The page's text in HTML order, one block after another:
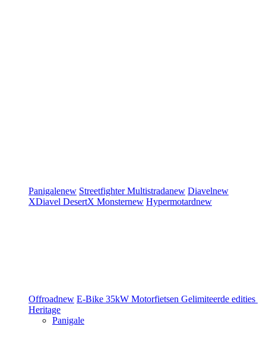
Panigalenew StreetfighterMultistradanew Diavelnew
XDiavel DesertX Monsternew Hypermotardnew
Offroadnew E-Bike 35kW Motorfietsen Gelimiteerde edities
Heritage
Panigale